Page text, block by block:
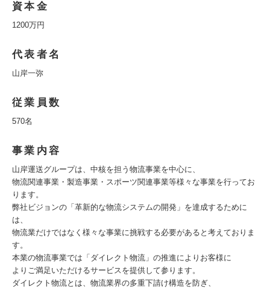
資本金
1200万円
代表者名
山岸一弥
従業員数
570名
事業内容
山岸運送グループは、中核を担う物流事業を中心に、
物流関連事業・製造事業・スポーツ関連事業等様々な事業を行ってお
ります。
弊社ビジョンの「革新的な物流システムの開発」を達成するために
は、
物流業だけではなく様々な事業に挑戦する必要があると考えておりま
す。
本業の物流事業では「ダイレクト物流」の推進によりお客様に
よりご満足いただけるサービスを提供して参ります。
ダイレクト物流とは、物流業界の多重下請け構造を防ぎ、